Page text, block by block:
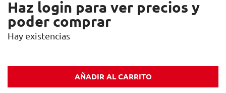
Haz login para ver precios y
poder comprar
Hay existencias
AÑADIR AL CARRITO